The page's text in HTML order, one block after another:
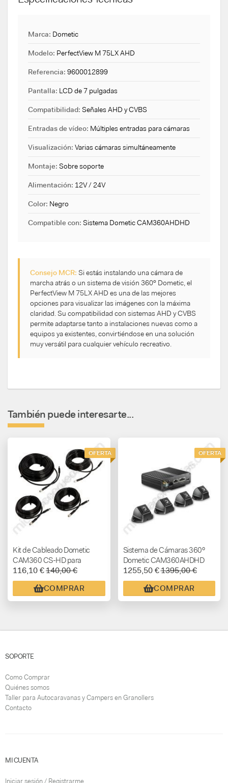
Marca: Dometic
Modelo: PerfectView M 75LX AHD
Referencia: 9600012899
Pantalla: LCD de 7 pulgadas
Compatibilidad: Señales AHD y CVBS
Entradas de vídeo: Múltiples entradas para cámaras
Visualización: Varias cámaras simultáneamente
Montaje: Sobre soporte
Alimentación: 12V / 24V
Color: Negro
Compatible con: Sistema Dometic CAM360AHDHD
Consejo MCR: Si estás instalando una cámara de
marcha atrás o un sistema de visión 360º Dometic, el
PerfectView M 75LX AHD es una de las mejores
opciones para visualizar las imágenes con la máxima
claridad. Su compatibilidad con sistemas AHD y CVBS
permite adaptarse tanto a instalaciones nuevas como a
equipos ya existentes, convirtiéndose en una solución
muy versátil para cualquier vehículo recreativo.
También puede interesarte...
OFERTA
Kit de Cableado Dometic
CAM360 CS-HD para
Sistema de Cámaras 360º
CAM360AHDHD
116,10 €140,00 €
COMPRAR
OFERTA
Sistema de Cámaras 360º
Dometic CAM360AHDHD
con Visión 3D para
Autocaravanas y Campers
1255,50 €1395,00 €
COMPRAR
SOPORTE
Como Comprar
Quiénes somos
Taller para Autocaravanas y Campers en Granollers
Contacto
MI CUENTA
Iniciar sesión / Registrarme